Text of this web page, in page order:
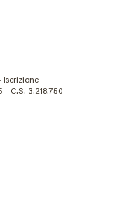
Iscrizione
- C.S. 3.218.750